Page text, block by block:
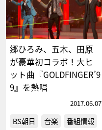
郷ひろみ、五木、田原
が豪華初コラボ！大ヒ
ット曲『GOLDFINGER’9
9』を熱唱
2017.06.07
BS朝日 音楽 番組情報